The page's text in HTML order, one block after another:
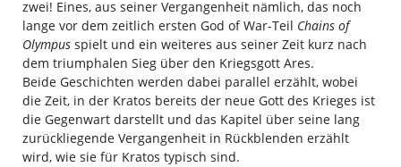
zwei! Eines, aus seiner Vergangenheit nämlich, das noch
lange vor dem zeitlich ersten God of War-Teil Chains of
Olympus spielt und ein weiteres aus seiner Zeit kurz nach
dem triumphalen Sieg über den Kriegsgott Ares.
Beide Geschichten werden dabei parallel erzählt, wobei
die Zeit, in der Kratos bereits der neue Gott des Krieges ist
die Gegenwart darstellt und das Kapitel über seine lang
zurückliegende Vergangenheit in Rückblenden erzählt
wird, wie sie für Kratos typisch sind.